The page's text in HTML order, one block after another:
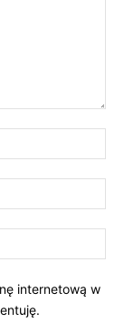
internetową w